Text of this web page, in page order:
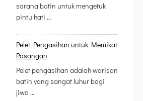
sarana batin untuk mengetuk
pintu hati …
Pelet Pengasihan untuk Memikat
Pasangan
Pelet pengasihan adalah warisan
batin yang sangat luhur bagi
jiwa …